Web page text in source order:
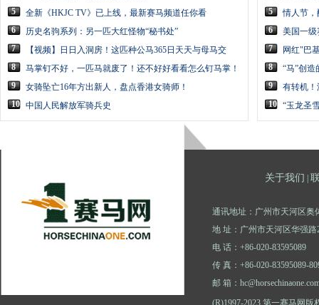
5
全新《HKJC TV》已上线，最新赛马频道任你看
6
历史名驹系列：另一匹大红怪物“秘书处”
7
【视频】日日入洞房！这匹种公马365日天天与母马交
8
马掌钉不好，一匹马就废了！还不好好看看怎么钉马掌！
9
女骑坠亡16年方出新人，盘点香港女骑师！
10 中国人民解放军骑兵史
5
情人节，
6
美国一
7
网红"巴
8
“马”创
9
有转机！
10 “玉龙圣
关于我们 |
通讯地址：广州市天河区奥
地 址：广州市天河区华强路
电 话：+86-020-83595089
传 真：+86-020-83595089-
邮 箱：
(R)1997-2023 第一赛马网版